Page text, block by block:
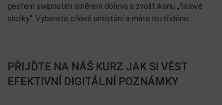
gestem swipnutím směrem doleva a zvolit ikonu „fialové
složky“. Vyberete cílové umístění a máte roztříděno.
PŘIJĎTE NA NÁŠ KURZ JAK SI VÉST
EFEKTIVNÍ DIGITÁLNÍ POZNÁMKY